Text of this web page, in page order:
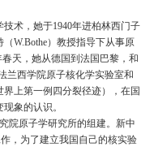
术，她于1940年进柏林西门子
W.Bothe）教授指导下从事原
天，她从德国到法国巴黎，和
兰西学院原子核化学实验室和
上第一例四分裂径迹），在国
象的认识。
院原子学研究所的组建。新中
，为了建立我国自己的核实验